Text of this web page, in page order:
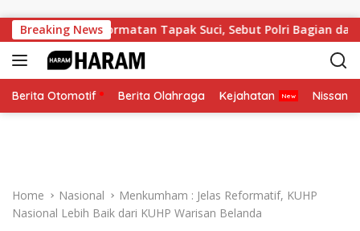
Breaking News
Kehormatan Tapak Suci, Sebut Polri Bagian dari
Berita Otomotif Berita Olahraga Kejahatan Nissan
Home Nasional
Menkumham : Jelas Reformatif, KUHP
Nasional Lebih Baik dari KUHP Warisan Belanda